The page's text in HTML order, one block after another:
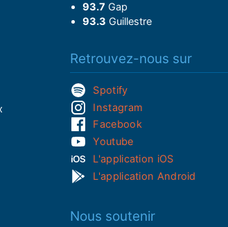
93.7 Gap
93.3 Guillestre
Retrouvez-nous sur
Spotify
Instagram
Facebook
Youtube
L'application iOS
L'application Android
Nous soutenir